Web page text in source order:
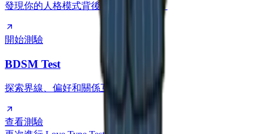
發現你的人格模式背後的動機和恐懼。
開始測驗
BDSM Test
探索界線、偏好和關係互動模式。
查看測驗